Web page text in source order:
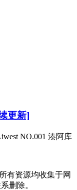
更新]
NO.001 湊阿库
有资源均收集于网
删除。